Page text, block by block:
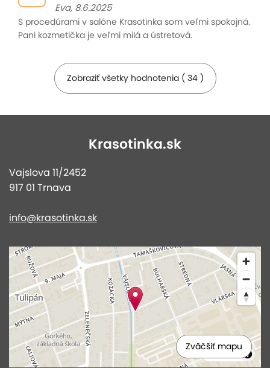
Eva, 8.6.2025
S procedúrami v salóne Krasotinka som veľmi spokojná.
Pani kozmetička je veľmi milá a ústretová.
Zobraziť všetky hodnotenia ( 34 )
Krasotinka.sk
Vajslova 11/2452
917 01 Trnava
info@krasotinka.sk
Zväčšiť mapu
MapLibre